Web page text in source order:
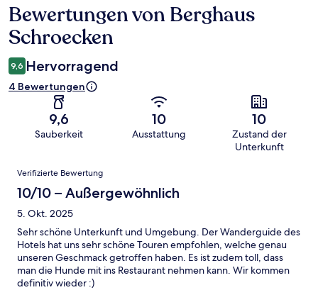
Bewertungen
Bewertungen von Berghaus
Schroecken
9,6 Hervorragend
4 Bewertungen
9,6
Sauberkeit
10
Ausstattung
10
Zustand der
Unterkunft
Bewertungen
Verifizierte Bewertung
10/10 – Außergewöhnlich
5. Okt. 2025
Sehr schöne Unterkunft und Umgebung. Der Wanderguide des
Hotels hat uns sehr schöne Touren empfohlen, welche genau
unseren Geschmack getroffen haben. Es ist zudem toll, dass
man die Hunde mit ins Restaurant nehmen kann. Wir kommen
definitiv wieder :)